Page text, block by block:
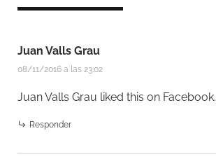
Juan Valls Grau
08/11/2016 a las 23:02
Juan Valls Grau liked this on Facebook.
Responder